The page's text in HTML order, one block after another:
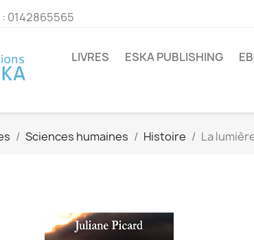
0142865565
LIVRES ESKA PUBLISHING
Sciences humaines Histoire La